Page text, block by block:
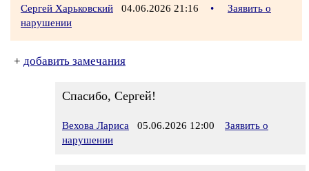
Сергей Харьковский 04.06.2026 21:16 •
Заявить о
нарушении
+ добавить замечания
Спасибо, Сергей!
Вехова Лариса 05.06.2026 12:00
Заявить о
нарушении